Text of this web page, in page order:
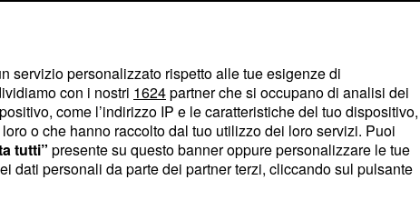
servizio personalizzato rispetto alle tue esigenze di
con i nostri 1624partner che si occupano di analisi dei
come l’indirizzo IP e le caratteristiche del tuo dispositivo,
o che hanno raccolto dal tuo utilizzo dei loro servizi. Puoi
tutti” presente su questo banner oppure personalizzare le tue
dati personali da parte dei partner terzi, cliccando sul pulsante